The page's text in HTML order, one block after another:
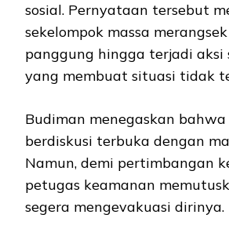
sosial. Pernyataan tersebut
sekelompok massa
panggung hingga terjadi aksi
yang membuat situasi tidak
Budiman menegaskan
berdiskusi terbuka dengan
Namun, demi pertimbangan
petugas keamanan
segera mengevakuasi dirinya.